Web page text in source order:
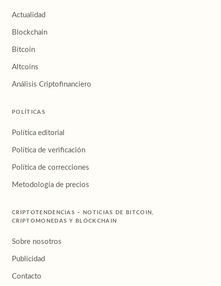
Actualidad
Blockchain
Bitcoin
Altcoins
Análisis Criptofinanciero
POLÍTICAS
Política editorial
Política de verificación
Política de correcciones
Metodología de precios
CRIPTOTENDENCIAS – NOTICIAS DE BITCOIN,
CRIPTOMONEDAS Y BLOCKCHAIN
Sobre nosotros
Publicidad
Contacto